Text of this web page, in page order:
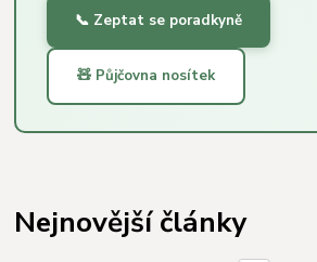
📞 Zeptat se poradkyně
🧸 Půjčovna nosítek
Nejnovější články